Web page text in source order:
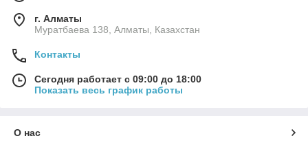
г. Алматы
Муратбаева 138, Алматы, Казахстан
Контакты
Сегодня работает с 09:00 до 18:00
Показать весь график работы
О нас